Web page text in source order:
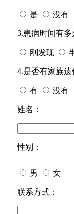
是 没有
3.患病时间有多
刚发现
4.是否有家族遗
有 没有
姓名：
性别：
男 女
今天日期：
联系方式：